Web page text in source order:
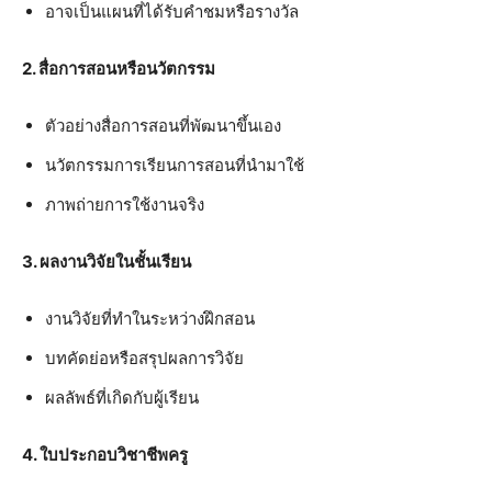
อาจเป็นแผนที่ได้รับคำชมหรือรางวัล
2. สื่อการสอนหรือนวัตกรรม
ตัวอย่างสื่อการสอนที่พัฒนาขึ้นเอง
นวัตกรรมการเรียนการสอนที่นำมาใช้
ภาพถ่ายการใช้งานจริง
3. ผลงานวิจัยในชั้นเรียน
งานวิจัยที่ทำในระหว่างฝึกสอน
บทคัดย่อหรือสรุปผลการวิจัย
ผลลัพธ์ที่เกิดกับผู้เรียน
4. ใบประกอบวิชาชีพครู